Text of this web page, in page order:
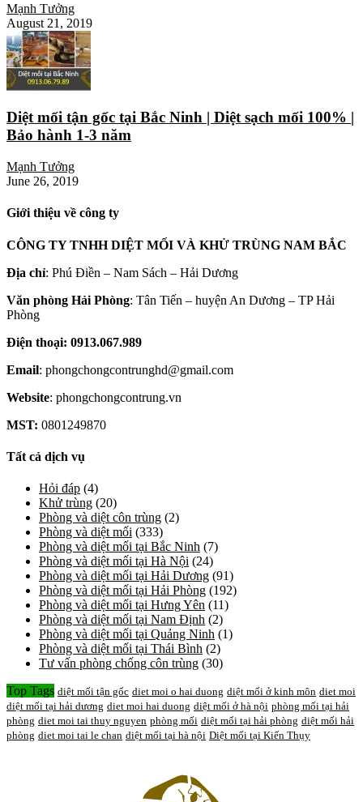
Mạnh Tưởng
August 21, 2019
Diệt mối tận gốc tại Bắc Ninh | Diệt sạch mối 100% |
Bảo hành 1-3 năm
Mạnh Tưởng
June 26, 2019
Giới thiệu về công ty
CÔNG TY TNHH DIỆT MỐI VÀ KHỬ TRÙNG NAM BẮC
Địa chỉ: Phú Điền – Nam Sách – Hải Dương
Văn phòng Hải Phòng: Tân Tiến – huyện An Dương – TP Hải
Phòng
Điện thoại: 0913.067.989
Email: phongchongcontrunghd@gmail.com
Website: phongchongcontrung.vn
MST: 0801249870
Tất cả dịch vụ
Hỏi đáp (4)
Khử trùng (20)
Phòng và diệt côn trùng (2)
Phòng và diệt mối (333)
Phòng và diệt mối tại Bắc Ninh (7)
Phòng và diệt mối tại Hà Nội (24)
Phòng và diệt mối tại Hải Dương (91)
Phòng và diệt mối tại Hải Phòng (192)
Phòng và diệt mối tại Hưng Yên (11)
Phòng và diệt mối tại Nam Định (2)
Phòng và diệt mối tại Quảng Ninh (1)
Phòng và diệt mối tại Thái Bình (2)
Tư vấn phòng chống côn trùng (30)
Top Tags diệt mối tận gốc diet moi o hai duong diệt mối ở kinh môn diet moi
diệt mối tại hải dương diet moi hai duong diệt mối ở hà nội phòng mối tại hải
phòng diet moi tai thuy nguyen phòng mối diệt mối tại hải phòng diệt mối hải
phòng diet moi tai le chan diệt mối tại hà nội Diệt mối tại Kiến Thụy